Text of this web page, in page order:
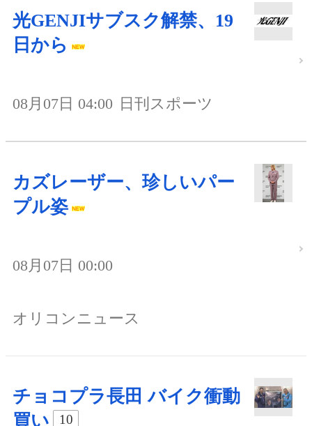
光GENJIサブスク解禁、19
日から
08月07日 04:00 日刊スポーツ
カズレーザー、珍しいパー
プル姿
08月07日 00:00
オリコンニュース
チョコプラ長田 バイク衝動
買い
10